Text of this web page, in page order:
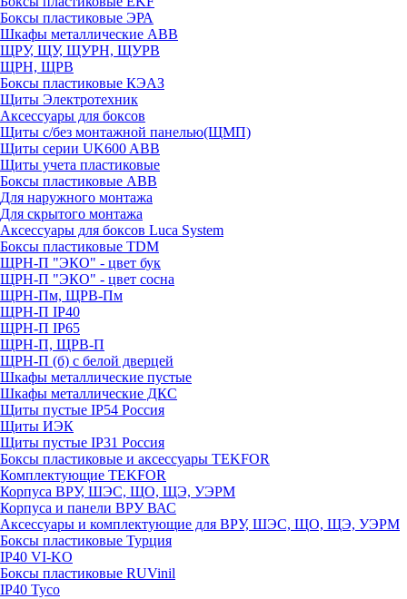
Боксы пластиковые ЭРА
Шкафы металлические ABB
ЩРУ, ЩУ, ЩУРН, ЩУРВ
ЩРН, ЩРВ
Боксы пластиковые КЭАЗ
Щиты Электротехник
Аксессуары для боксов
Щиты с/без монтажной панелью(ЩМП)
Щиты серии UK600 ABB
Щиты учета пластиковые
Боксы пластиковые ABB
Для наружного монтажа
Для скрытого монтажа
Аксессуары для боксов Luca System
Боксы пластиковые TDM
ЩРН-П "ЭКО" - цвет бук
ЩРН-П "ЭКО" - цвет сосна
ЩРН-Пм, ЩРВ-Пм
ЩРН-П IP40
ЩРН-П IP65
ЩРН-П, ЩРВ-П
ЩРН-П (б) с белой дверцей
Шкафы металлические пустые
Шкафы металлические ДКС
Щиты пустые IP54 Россия
Щиты ИЭК
Щиты пустые IP31 Россия
Боксы пластиковые и аксессуары TEKFOR
Комплектующие TEKFOR
Корпуса ВРУ, ШЭС, ЩО, ЩЭ, УЭРМ
Корпуса и панели ВРУ ВАС
Аксессуары и комплектующие для ВРУ, ШЭС, ЩО, ЩЭ, УЭРМ
Боксы пластиковые Турция
IP40 VI-KO
Боксы пластиковые RUVinil
IP40 Тусо